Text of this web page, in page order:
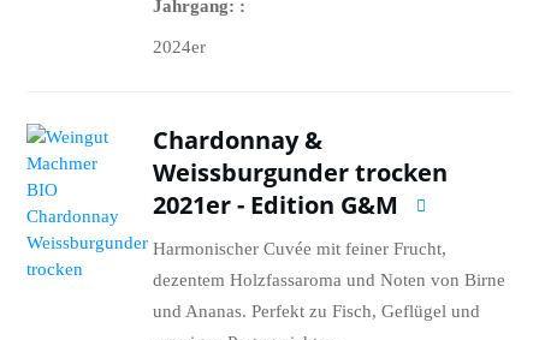
Jahrgang:
2024er
Chardonnay &
Weissburgunder trocken
2021er - Edition G&M
Harmonischer Cuvée mit feiner Frucht,
dezentem Holzfassaroma und Noten von Birne
und Ananas. Perfekt zu Fisch, Geflügel und